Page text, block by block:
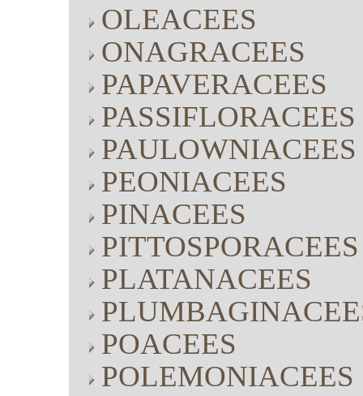
OLEACEES
ONAGRACEES
PAPAVERACEES
PASSIFLORACEES
PAULOWNIACEES
PEONIACEES
PINACEES
PITTOSPORACEES
PLATANACEES
POACEES
POLEMONIACEES